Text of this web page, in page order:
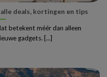
deals, kortingen en tips
betekent méér dan alleen
gadgets. [...]